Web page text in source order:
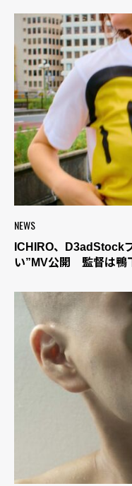
NEWS
ICHIRO、D3adStock
い”MV公開 監督は鴨